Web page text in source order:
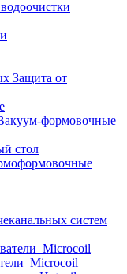
Защита от
формовочные
стол
систем